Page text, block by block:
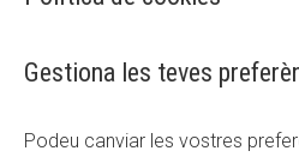
Gestiona les teves
Podeu canviar les vostres
Diari de la Fundació
Fundesplai als mitjans